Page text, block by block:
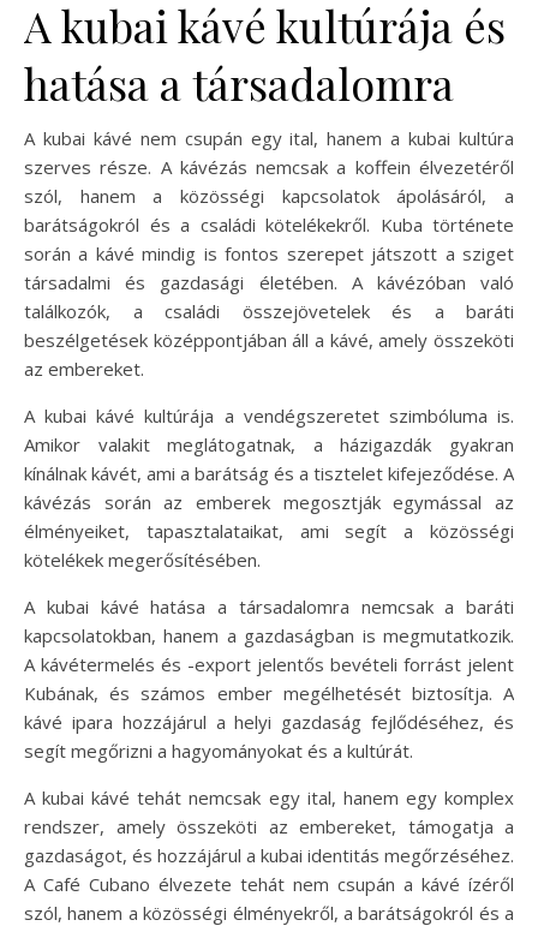
A kubai kávé kultúrája és
hatása a társadalomra
A kubai kávé nem csupán egy ital, hanem a kubai kultúra
szerves része. A kávézás nemcsak a koffein élvezetéről
szól, hanem a közösségi kapcsolatok ápolásáról, a
barátságokról és a családi kötelékekről. Kuba története
során a kávé mindig is fontos szerepet játszott a sziget
társadalmi és gazdasági életében. A kávézóban való
találkozók, a családi összejövetelek és a baráti
beszélgetések középpontjában áll a kávé, amely összeköti
az embereket.
A kubai kávé kultúrája a vendégszeretet szimbóluma is.
Amikor valakit meglátogatnak, a házigazdák gyakran
kínálnak kávét, ami a barátság és a tisztelet kifejeződése. A
kávézás során az emberek megosztják egymással az
élményeiket, tapasztalataikat, ami segít a közösségi
kötelékek megerősítésében.
A kubai kávé hatása a társadalomra nemcsak a baráti
kapcsolatokban, hanem a gazdaságban is megmutatkozik.
A kávétermelés és -export jelentős bevételi forrást jelent
Kubának, és számos ember megélhetését biztosítja. A
kávé ipara hozzájárul a helyi gazdaság fejlődéséhez, és
segít megőrizni a hagyományokat és a kultúrát.
A kubai kávé tehát nemcsak egy ital, hanem egy komplex
rendszer, amely összeköti az embereket, támogatja a
gazdaságot, és hozzájárul a kubai identitás megőrzéséhez.
A Café Cubano élvezete tehát nem csupán a kávé ízéről
szól, hanem a közösségi élményekről, a barátságokról és a